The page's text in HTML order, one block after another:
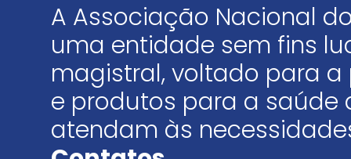
A Associação Nacional
uma entidade sem fins
magistral, voltado para
e produtos para a saúde
atendam às